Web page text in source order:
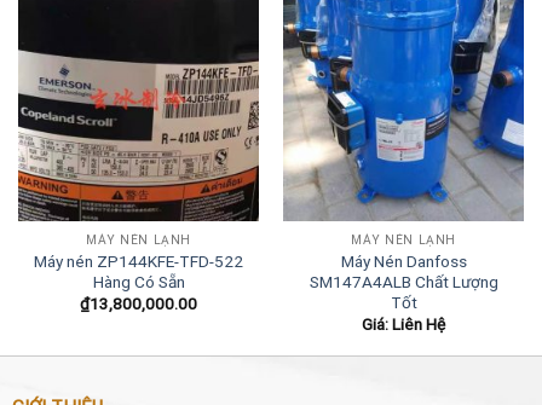
MÁY NÉN LẠNH
Máy nén ZP144KFE-TFD-522
Hàng Có Sẵn
₫13,800,000.00
MÁY NÉN LẠNH
Máy Nén Danfoss
SM147A4ALB Chất Lượng
Tốt
Giá: Liên Hệ